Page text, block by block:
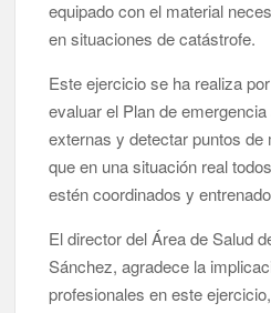
equipado con el material
en situaciones de catástrofe.
Este ejercicio se ha realiza
evaluar el Plan de
externas y detectar puntos de
que en una situación real
estén coordinados y
El director del Área de Salud
Sánchez, agradece la
profesionales en este